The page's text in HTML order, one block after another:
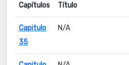
Capítulos Título
Capitulo
35
N/A